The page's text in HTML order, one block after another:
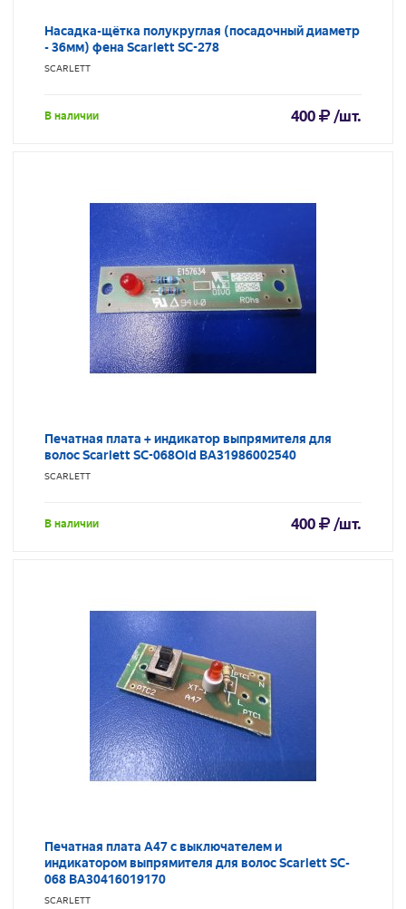
Насадка-щётка полукруглая (посадочный диаметр
- 36мм) фена Scarlett SC-278
SCARLETT
В наличии 400 /шт.
Печатная плата + индикатор выпрямителя для
волос Scarlett SC-068Old BA31986002540
SCARLETT
В наличии 400 /шт.
Печатная плата A47 с выключателем и
индикатором выпрямителя для волос Scarlett SC-
068 BA30416019170
SCARLETT